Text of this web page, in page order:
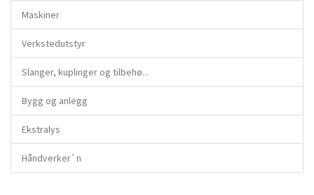
Maskiner
Verkstedutstyr
Slanger, kuplinger og tilbehø...
Bygg og anlegg
Ekstralys
Håndverker`n